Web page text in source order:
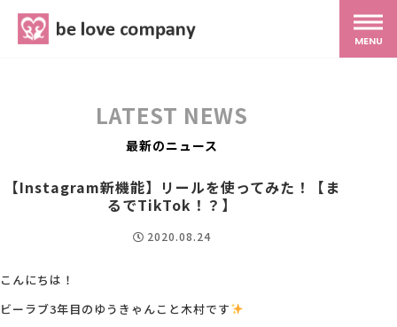
MENU
スタッフ紹介
LATEST NEWS
最新のニュース
【Instagram新機能】リールを使ってみた！【ま
るでTikTok！？】
2020.08.24
こんにちは！
ビーラブ3年目のゆうきゃんこと木村です